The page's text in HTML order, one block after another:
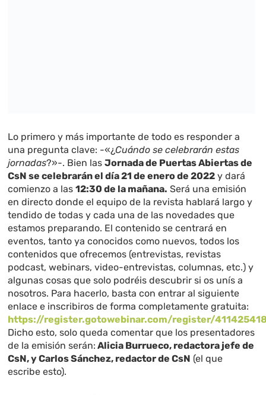
Lo primero y más importante de todo es responder a
una pregunta clave: -«¿Cuándo se celebrarán estas
jornadas?»-. Bien lasJornada de Puertas Abiertas de
CsN se celebrarán el día 21 de enero de 2022 y dará
comienzo a las12:30 de la mañana. Será una emisión
en directo donde el equipo de la revista hablará largo y
tendido de todas y cada una de las novedades que
estamos preparando. El contenido se centrará en
eventos, tanto ya conocidos como nuevos, todos los
contenidos que ofrecemos (entrevistas, revistas
podcast, webinars, video-entrevistas, columnas, etc.) y
algunas cosas que solo podréis descubrir si os unís a
nosotros. Para hacerlo, basta con entrar al siguiente
enlace e inscribiros de forma completamente gratuita:
https://register.gotowebinar.com/register/
Dicho esto, solo queda comentar que los presentadores
de la emisión serán: Alicia Burrueco, redactora jefe de
CsN, y Carlos Sánchez, redactor de CsN (el que
escribe esto).